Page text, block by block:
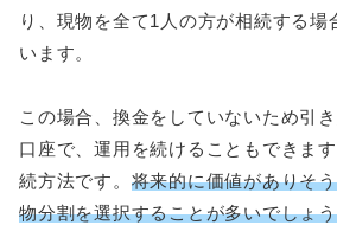
り、現物を全て1人の方が相続する場
います。
この場合、換金をしていないため引
口座で、運用を続けることもできま
続方法です。 将来的に価値がありそ
物分割を選択することが多いでしょ